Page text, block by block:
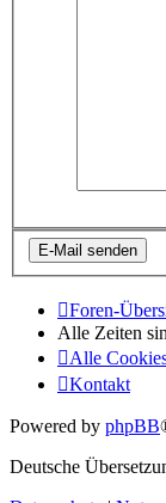
Foren-
Alle Zeiten
Alle
Kontakt
Powered by phpBB
Deutsche